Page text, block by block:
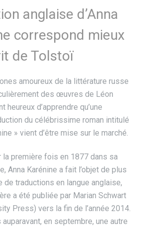
anglaise d’Anna
correspond mieux
de Tolstoï
amoureux de la littérature russe
des œuvres de Léon
heureux d’apprendre qu’une
du célébrissime roman intitulé
» vient d’être mise sur le marché.
la première fois en 1877 dans sa
Anna Karénine a fait l’objet de plus
de traductions en langue anglaise,
a été publiée par Marian Schwart
Press) vers la fin de l’année 2014.
en septembre, une autre